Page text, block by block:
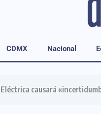
CDMX Nacional
causará